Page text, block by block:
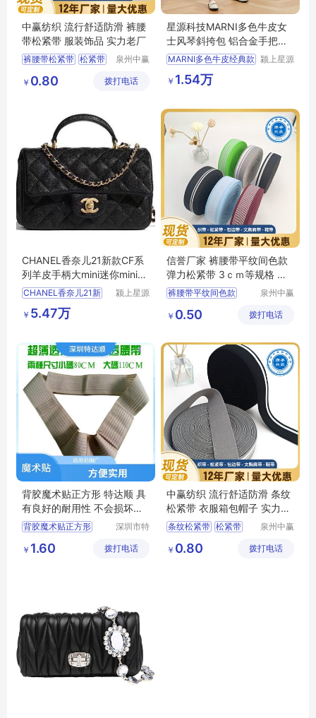
中赢纺织 流行舒适防滑 裤腰
带松紧带 服装饰品 实力老厂
裤腰带松紧带 松紧带
流行舒适防滑
泉州中赢
有限公司
￥ 0.80 拨打电话
星源科技MARNI多色牛皮女
士风琴斜挎包 铝合金手把现
货全国供应
MARNI多色牛皮经典款 颍上星源
￥ 1.54万
CHANEL香奈儿21新款CF系
列羊皮手柄大mini迷你minicf
手环包handle
CHANEL香奈儿21新
颍上星源
￥ 5.47万
信誉厂家 裤腰带平纹间色款
弹力松紧带 3ｃｍ等规格 按
需定制
裤腰带平纹间色款
泉州中赢
有限公司
￥ 0.50 拨打电话
背胶魔术贴正方形 特达顺 具
有良好的耐用性 不会损坏绑
定物体
背胶魔术贴正方形
无人机电池绑带
深圳市特
品有限公
￥ 1.60 拨打电话
中赢纺织 流行舒适防滑 条纹
松紧带 衣服箱包帽子 实力老
厂
条纹松紧带 松紧带
中赢纺织
泉州中赢
有限公司
￥ 0.80 拨打电话